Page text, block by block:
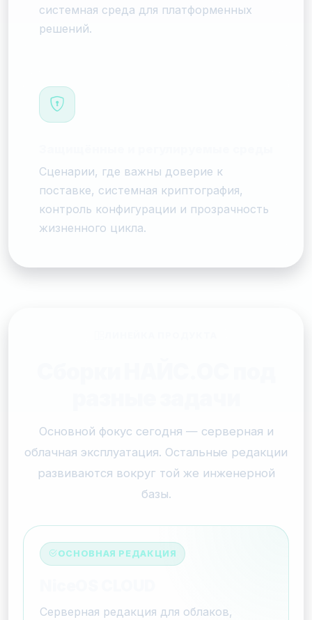
системная среда для платформенных
решений.
Сценарии, где важны доверие к
поставке, системная криптография,
контроль конфигурации и прозрачность
жизненного цикла.
Основной фокус сегодня — серверная и
облачная эксплуатация. Остальные редакции
развиваются вокруг той же инженерной
базы.
ОСНОВНАЯ РЕДАКЦИЯ
Серверная редакция для облаков,